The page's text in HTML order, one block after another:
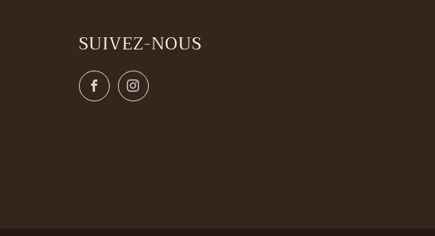
SUIVEZ-NOUS
FacebookInstagram